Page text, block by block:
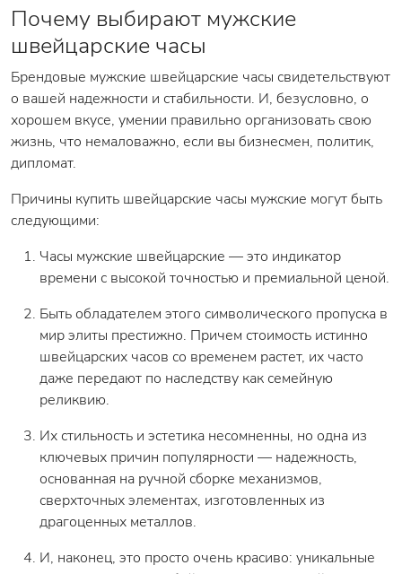
Почему выбирают мужские
швейцарские часы
Брендовые мужские швейцарские часы свидетельствуют
о вашей надежности и стабильности. И, безусловно, о
хорошем вкусе, умении правильно организовать свою
жизнь, что немаловажно, если вы бизнесмен, политик,
дипломат.
Причины купить швейцарские часы мужские могут быть
следующими:
Часы мужские швейцарские — это индикатор
времени с высокой точностью и премиальной ценой.
Быть обладателем этого символического пропуска в
мир элиты престижно. Причем стоимость истинно
швейцарских часов со временем растет, их часто
даже передают по наследству как семейную
реликвию.
Их стильность и эстетика несомненны, но одна из
ключевых причин популярности — надежность,
основанная на ручной сборке механизмов,
сверхточных элементах, изготовленных из
драгоценных металлов.
И, наконец, это просто очень красиво: уникальные